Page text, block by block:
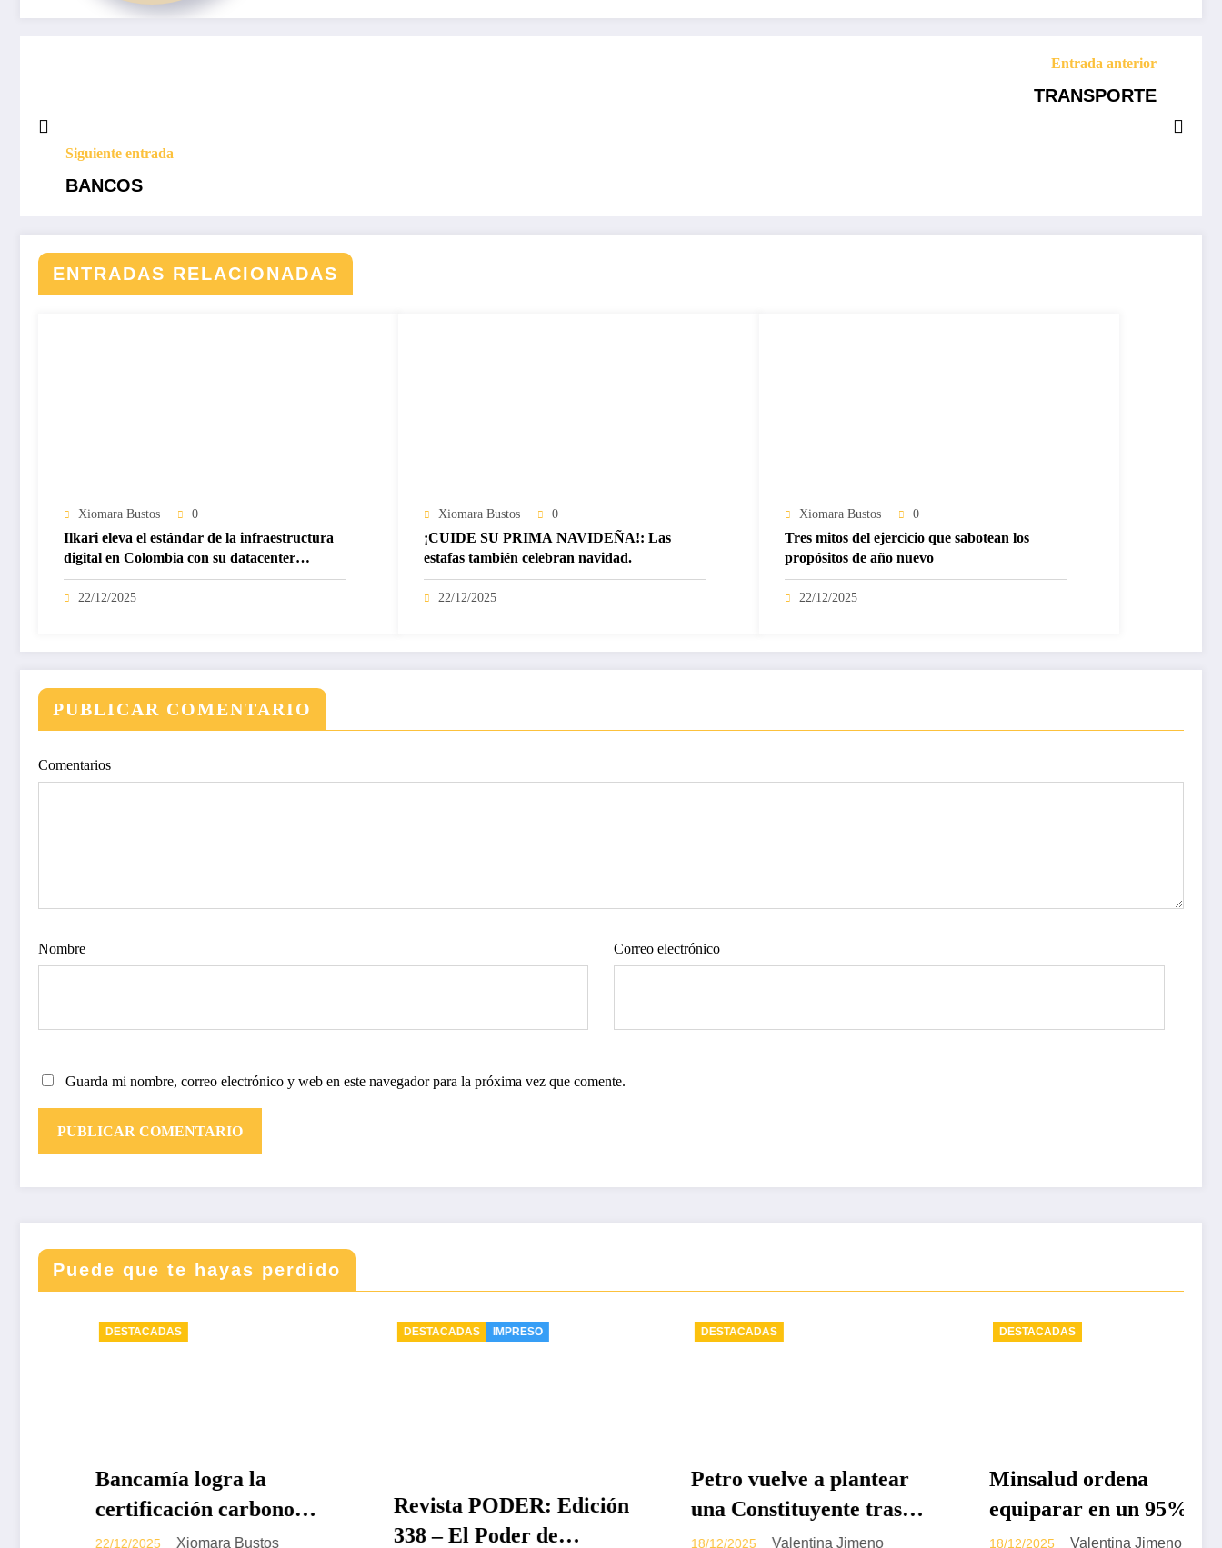
Entrada anterior
TRANSPORTE
Siguiente entrada
BANCOS
ENTRADAS RELACIONADAS
Xiomara Bustos 0
Ilkari eleva el estándar de la infraestructura
digital en Colombia con su datacenter
certificado Nivel IV de ICREA
22/12/2025
Xiomara Bustos 0
¡CUIDE SU PRIMA NAVIDEÑA!: Las
estafas también celebran navidad.
22/12/2025
Xiomara Bustos 0
Tres mitos del ejercicio que sabotean los
propósitos de año nuevo
22/12/2025
PUBLICAR COMENTARIO
Comentarios
Nombre Correo electrónico
Guarda mi nombre, correo electrónico y web en este navegador para la próxima vez que comente.
Puede que te hayas perdido
DESTACADAS
Bancamía logra la
certificación carbono
neutralidad, bajo la
22/12/2025 Xiomara Bustos
DESTACADAS IMPRESO
Revista PODER: Edición
338 – El Poder de
DESTACADAS
Petro vuelve a plantear
una Constituyente tras
archivo de la reforma a
18/12/2025 Valentina Jimeno
DESTACADAS
Minsalud ordena
equiparar en un 95% la
UPC del régimen
18/12/2025 Valentina Jimeno